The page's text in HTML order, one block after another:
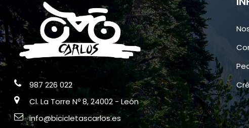
987 226 022
Cl. La Torre Nº 8, 24002 - León
info@bicicletascarlos.es